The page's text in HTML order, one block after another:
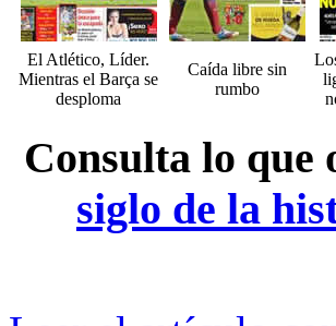
El Atlético, Líder.
Mientras el Barça se
desploma
Caída libre sin
rumbo
Consulta lo
siglo de la